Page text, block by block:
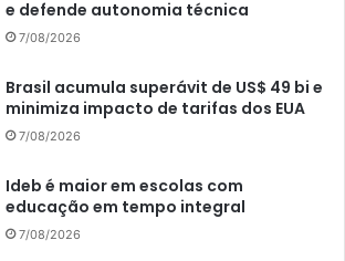
e defende autonomia técnica
7/08/2026
Brasil acumula superávit de US$ 49 bi e
minimiza impacto de tarifas dos EUA
7/08/2026
Ideb é maior em escolas com
educação em tempo integral
7/08/2026